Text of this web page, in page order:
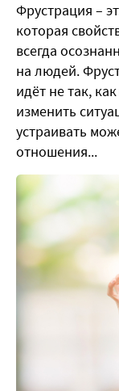
Фрустрация –
которая
всегда
на людей.
идёт не так,
изменить
устраивать
отношения...